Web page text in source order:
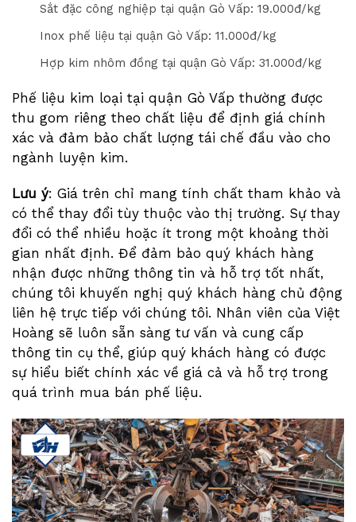
Sắt đặc công nghiệp tại quận Gò Vấp: 19.000đ/kg
Inox phế liệu tại quận Gò Vấp: 11.000đ/kg
Hợp kim nhôm đồng tại quận Gò Vấp: 31.000đ/kg
Phế liệu kim loại tại quận Gò Vấp thường được
thu gom riêng theo chất liệu để định giá chính
xác và đảm bảo chất lượng tái chế đầu vào cho
ngành luyện kim.
Lưu ý: Giá trên chỉ mang tính chất tham khảo và
có thể thay đổi tùy thuộc vào thị trường. Sự thay
đổi có thể nhiều hoặc ít trong một khoảng thời
gian nhất định. Để đảm bảo quý khách hàng
nhận được những thông tin và hỗ trợ tốt nhất,
chúng tôi khuyến nghị quý khách hàng chủ động
liên hệ trực tiếp với chúng tôi. Nhân viên của Việt
Hoàng sẽ luôn sẵn sàng tư vấn và cung cấp
thông tin cụ thể, giúp quý khách hàng có được
sự hiểu biết chính xác về giá cả và hỗ trợ trong
quá trình mua bán phế liệu.